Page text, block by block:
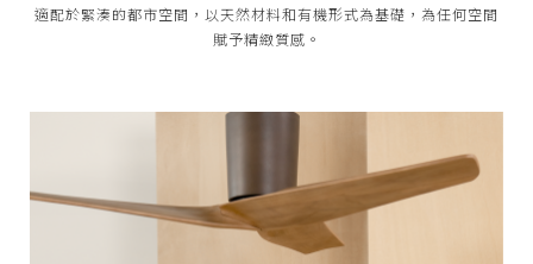
適配於緊湊的都市空間，以天然材料和有機形式為基礎，為任何空間
賦予精緻質感。